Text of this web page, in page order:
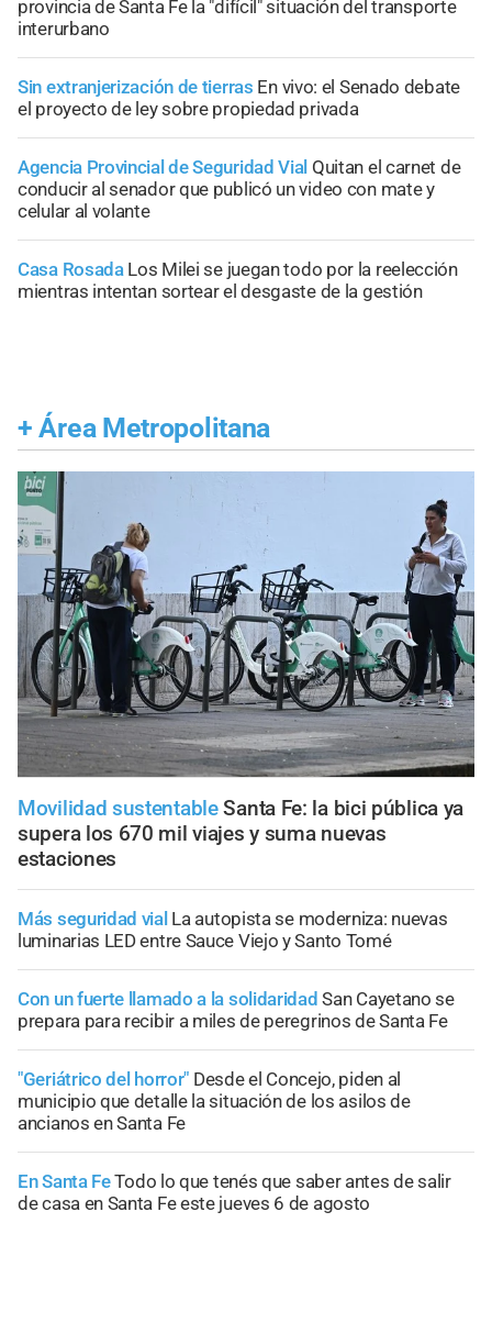
provincia de Santa Fe la "difícil" situación del transporte
interurbano
Sin extranjerización de tierras En vivo: el Senado debate
el proyecto de ley sobre propiedad privada
Agencia Provincial de Seguridad Vial Quitan el carnet de
conducir al senador que publicó un video con mate y
celular al volante
Casa Rosada Los Milei se juegan todo por la reelección
mientras intentan sortear el desgaste de la gestión
+ Área Metropolitana
Movilidad sustentable Santa Fe: la bici pública ya
supera los 670 mil viajes y suma nuevas
estaciones
Más seguridad vial La autopista se moderniza: nuevas
luminarias LED entre Sauce Viejo y Santo Tomé
Con un fuerte llamado a la solidaridad San Cayetano se
prepara para recibir a miles de peregrinos de Santa Fe
"Geriátrico del horror" Desde el Concejo, piden al
municipio que detalle la situación de los asilos de
ancianos en Santa Fe
En Santa FeTodo lo que tenés que saber antes de salir
de casa en Santa Fe este jueves 6 de agosto